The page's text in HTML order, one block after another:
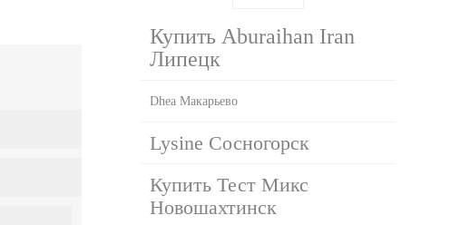
Купить Aburaihan Iran
Липецк
Dhea Макарьево
Lysine Сосногорск
Купить Тест Микс
Новошахтинск